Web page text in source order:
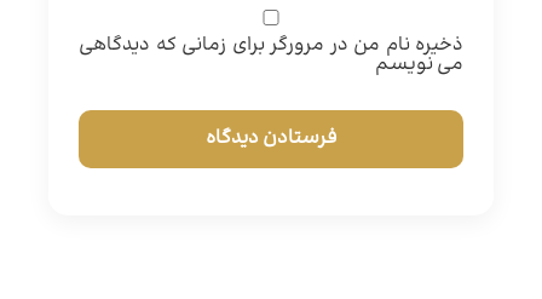
ذخیره نام من در مرورگر برای زمانی که دیدگاهی
می نویسم